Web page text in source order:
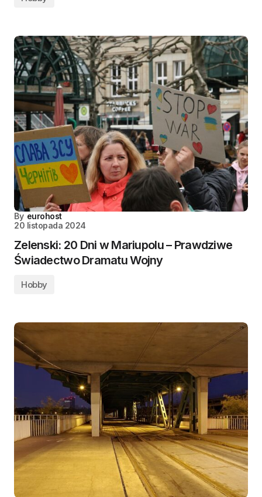
By eurohost
20 listopada 2024
Zelenski: 20 Dni w Mariupolu – Prawdziwe
Świadectwo Dramatu Wojny
Hobby